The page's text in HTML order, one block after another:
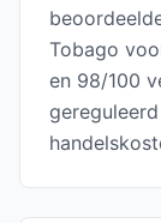
Tobago
en 98/100